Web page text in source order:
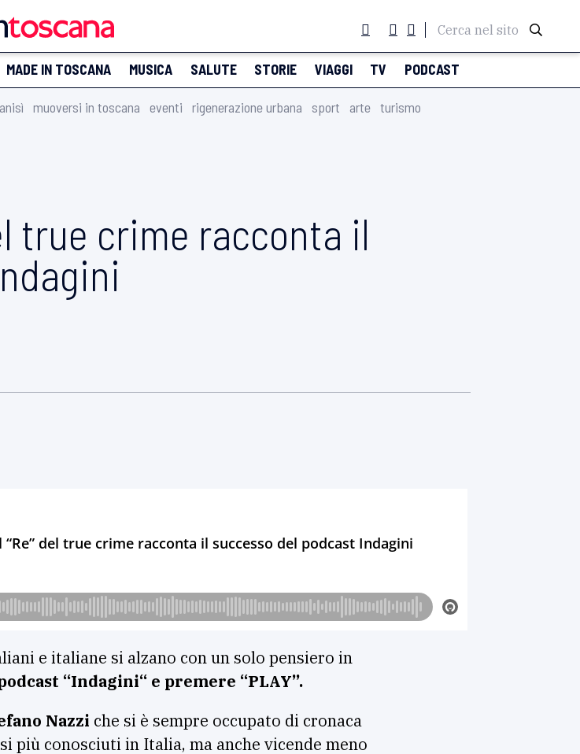
Cerca nel sito
MADE IN TOSCANA MUSICA SALUTE STORIE VIAGGI TV PODCAST
muoversi in toscana eventi rigenerazione urbana sport arte turismo
true crime racconta il
e italiane si alzano con un solo pensiero in
“Indagini“ e premere “PLAY”.
Nazzi che si è sempre occupato di cronaca
più conosciuti in Italia, ma anche vicende meno